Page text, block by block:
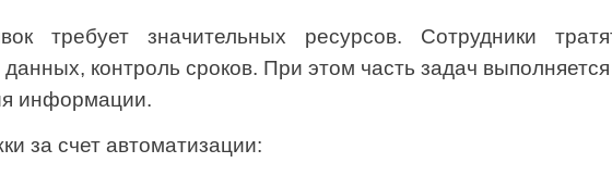
требует значительных ресурсов. Сотрудники
контроль сроков. При этом часть задач
информации.
за счет автоматизации: